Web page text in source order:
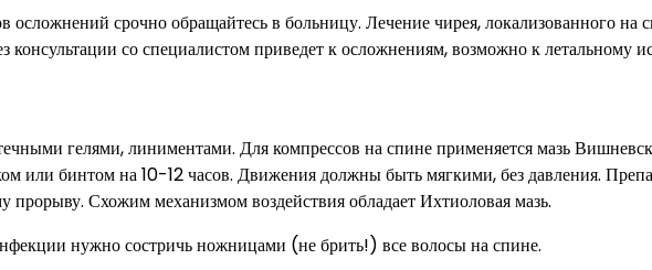
срочно обращайтесь в больницу. Лечение чирея, локализованного на
консультации со специалистом приведет к осложнениям, возможно к летальному
гелями, линиментами. Для компрессов на спине применяется мазь
или бинтом на 10-12 часов. Движения должны быть мягкими, без давления.
прорыву. Схожим механизмом воздействия обладает Ихтиоловая мазь.
нужно состричь ножницами (не брить!) все волосы на спине.